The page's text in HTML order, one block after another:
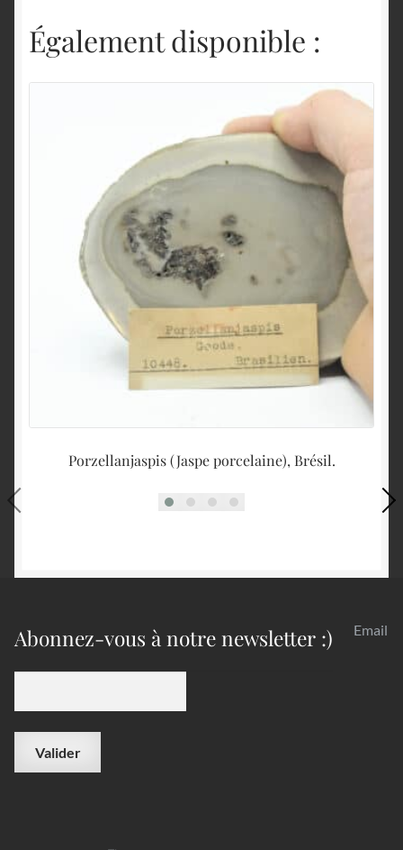
Également disponible :
Porzellanjaspis (Jaspe porcelaine), Brésil.
Abonnez-vous à notre newsletter :) Email